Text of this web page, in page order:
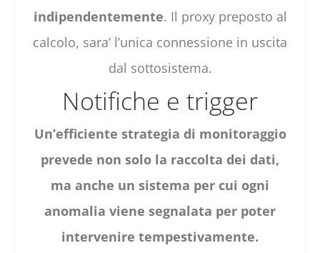
indipendentemente. Il proxy preposto al
calcolo, sara’ l’unica connessione in uscita
dal sottosistema.
Notifiche e trigger
Un’efficiente strategia di monitoraggio
prevede non solo la raccolta dei dati,
ma anche un sistema per cui ogni
anomalia viene segnalata per poter
intervenire tempestivamente.